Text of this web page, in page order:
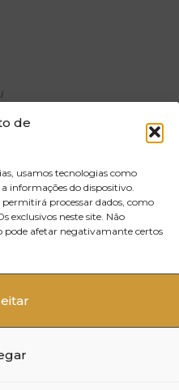
de
usamos tecnologias como
informações do dispositivo.
processar dados, como
exclusivos neste site. Não
afetar negativamante certos
3720-502